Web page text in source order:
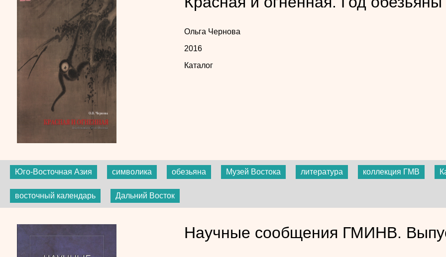
Ольга Чернова
2016
Каталог
Юго-Восточная Азия символика обезьяна Музей Востока литература коллекция ГМВ
восточный календарь Дальний Восток
Научные сообщения ГМИНВ.